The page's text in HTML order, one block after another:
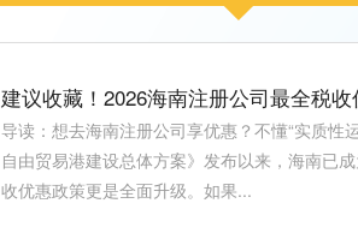
建议收藏！2026海南注册公司最全税
导读：想去海南注册公司享优惠？不懂“实质
自由贸易港建设总体方案》发布以来，海南已
收优惠政策更是全面升级。如果...